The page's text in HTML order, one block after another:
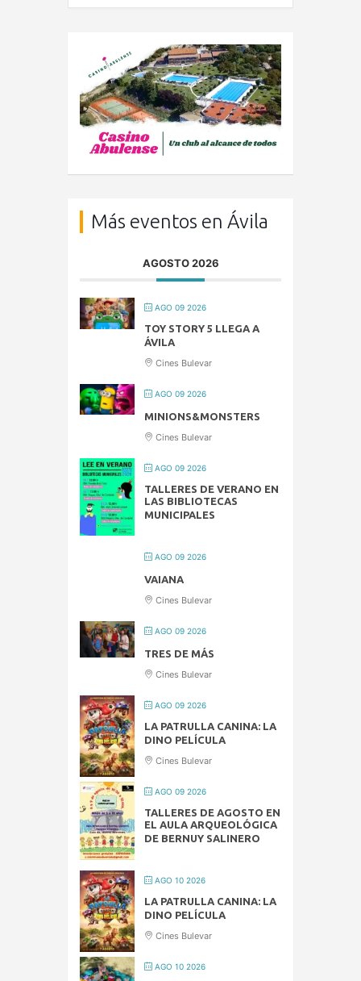
Más eventos en Ávila
AGOSTO 2026
AGO 09 2026
TOY STORY 5 LLEGA A
ÁVILA
Cines Bulevar
AGO 09 2026
MINIONS&MONSTERS
Cines Bulevar
AGO 09 2026
TALLERES DE VERANO EN
LAS BIBLIOTECAS
MUNICIPALES
AGO 09 2026
VAIANA
Cines Bulevar
AGO 09 2026
TRES DE MÁS
Cines Bulevar
AGO 09 2026
LA PATRULLA CANINA: LA
DINO PELÍCULA
Cines Bulevar
AGO 09 2026
TALLERES DE AGOSTO EN
EL AULA ARQUEOLÓGICA
DE BERNUY SALINERO
AGO 10 2026
LA PATRULLA CANINA: LA
DINO PELÍCULA
Cines Bulevar
AGO 10 2026